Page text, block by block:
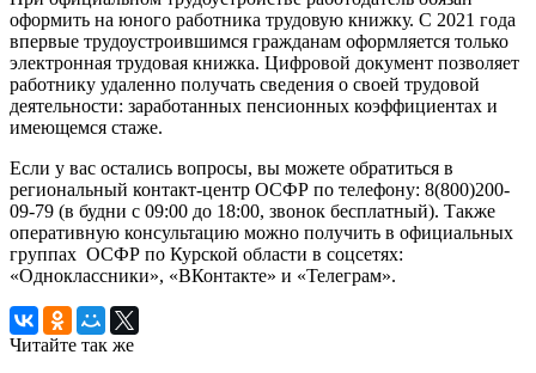
оформить на юного работника трудовую книжку. С 2021 года
впервые трудоустроившимся гражданам оформляется только
электронная трудовая книжка. Цифровой документ позволяет
работнику удаленно получать сведения о своей трудовой
деятельности: заработанных пенсионных коэффициентах и
имеющемся стаже.
Если у вас остались вопросы, вы можете обратиться в
региональный контакт-центр ОСФР по телефону: 8(800)200-
09-79 (в будни с 09:00 до 18:00, звонок бесплатный). Также
оперативную консультацию можно получить в официальных
группах ОСФР по Курской области в соцсетях:
«Одноклассники», «ВКонтакте» и «Телеграм».
Читайте так же